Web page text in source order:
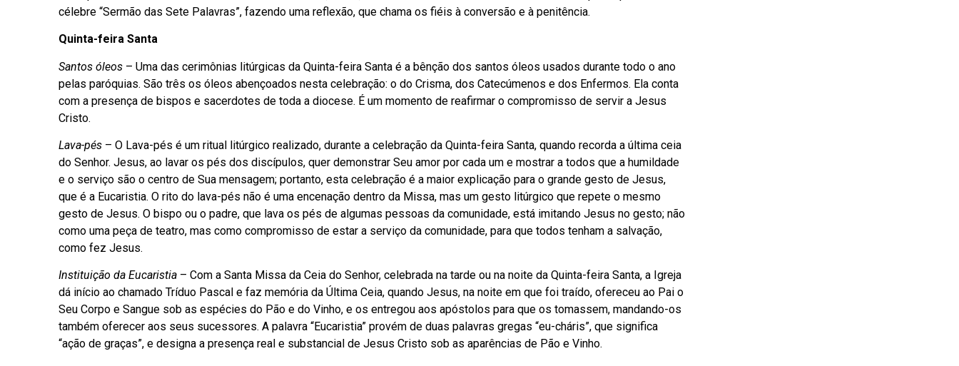
célebre “Sermão das Sete Palavras”, fazendo uma reflexão, que chama os fiéis à conversão e à penitência.
Quinta-feira Santa
Santos óleos – Uma das cerimônias litúrgicas da Quinta-feira Santa é a bênção dos santos óleos usados durante todo o ano
pelas paróquias. São três os óleos abençoados nesta celebração: o do Crisma, dos Catecúmenos e dos Enfermos. Ela conta
com a presença de bispos e sacerdotes de toda a diocese. É um momento de reafirmar o compromisso de servir a Jesus
Cristo.
Lava-pés – O Lava-pés é um ritual litúrgico realizado, durante a celebração da Quinta-feira Santa, quando recorda a última ceia
do Senhor. Jesus, ao lavar os pés dos discípulos, quer demonstrar Seu amor por cada um e mostrar a todos que a humildade
e o serviço são o centro de Sua mensagem; portanto, esta celebração é a maior explicação para o grande gesto de Jesus,
que é a Eucaristia. O rito do lava-pés não é uma encenação dentro da Missa, mas um gesto litúrgico que repete o mesmo
gesto de Jesus. O bispo ou o padre, que lava os pés de algumas pessoas da comunidade, está imitando Jesus no gesto; não
como uma peça de teatro, mas como compromisso de estar a serviço da comunidade, para que todos tenham a salvação,
como fez Jesus.
Instituição da Eucaristia – Com a Santa Missa da Ceia do Senhor, celebrada na tarde ou na noite da Quinta-feira Santa, a Igreja
dá início ao chamado Tríduo Pascal e faz memória da Última Ceia, quando Jesus, na noite em que foi traído, ofereceu ao Pai o
Seu Corpo e Sangue sob as espécies do Pão e do Vinho, e os entregou aos apóstolos para que os tomassem, mandando-os
também oferecer aos seus sucessores. A palavra “Eucaristia” provém de duas palavras gregas “eu-cháris”, que significa
“ação de graças”, e designa a presença real e substancial de Jesus Cristo sob as aparências de Pão e Vinho.